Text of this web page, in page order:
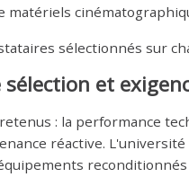
matériels
sélectionnés sur
sélection et
: la performance
réactive.
reconditionnés